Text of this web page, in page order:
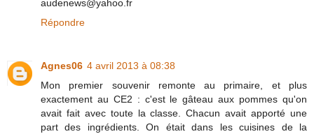
audenews@yahoo.fr
Répondre
Agnes06 4 avril 2013 à 08:38
Mon premier souvenir remonte au primaire, et plus
exactement au CE2 : c'est le gâteau aux pommes qu'on
avait fait avec toute la classe. Chacun avait apporté une
part des ingrédients. On était dans les cuisines de la